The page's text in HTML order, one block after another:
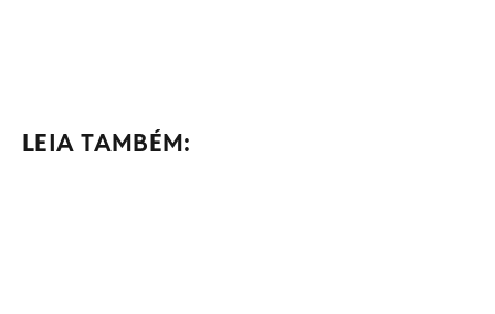
LEIA TAMBÉM: